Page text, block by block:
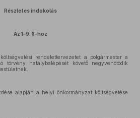
Részletes indokolás
Az 1–9. §-hoz
rendelettervezetet a polgármester a
törvény hatálybalépését követő negyvenötödik
alapján a helyi önkormányzat költségvetése